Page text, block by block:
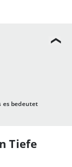
es bedeutet
Tiefe